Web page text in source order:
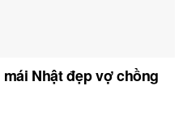
Nhật đẹp vợ chồng